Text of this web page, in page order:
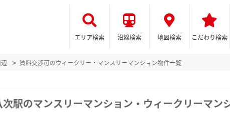
エリア検索 沿線検索 地図検索 こだわり検索
賃料交渉可のウィークリー・マンスリーマンション物件一覧
駅のマンスリーマンション・ウィークリーマン